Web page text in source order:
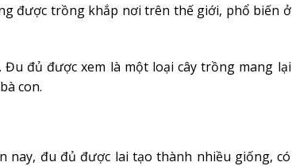
được trồng khắp nơi trên thế giới, phổ biến ở
đủ được xem là một loại cây trồng mang lại
con.
nay, đu đủ được lai tạo thành nhiều giống, có